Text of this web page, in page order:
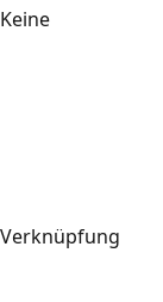
Keine
Verknüpfung